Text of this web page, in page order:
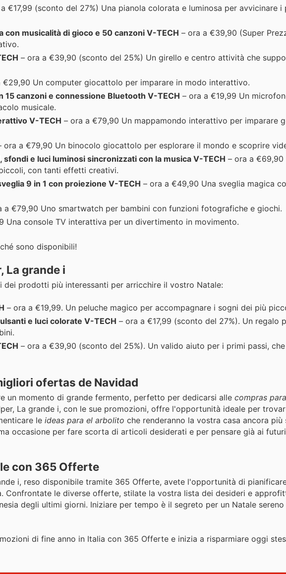
€17,99 (sconto del 27%) Una pianola colorata e luminosa per avvicinare
musicalità di gioco e 50 canzoni V-TECH – ora a €39,90 (Super
– ora a €39,90 (sconto del 25%) Un girello e centro attività che
€29,90 Un computer giocattolo per imparare in modo interattivo.
15 canzoni e connessione Bluetooth V-TECH – ora a €19,99 Un
musicale.
V-TECH – ora a €79,90 Un mappamondo interattivo per imparare
ora a €79,90 Un binocolo giocattolo per esplorare il mondo e scoprire
e luci luminosi sincronizzati con la musica V-TECH – ora a €69,90
con tanti effetti creativi.
9 in 1 con proiezione V-TECH – ora a €49,90 Una sveglia magica
a €79,90 Uno smartwatch per bambini con funzioni fotografiche e giochi.
Una console TV interattiva per un divertimento in movimento.
sono disponibili!
La grande i
dei prodotti più interessanti per arricchire il vostro Natale:
– ora a €19,99. Un peluche magico per accompagnare i sogni dei più
e luci colorate V-TECH – ora a €17,99 (sconto del 27%). Un regalo
– ora a €39,90 (sconto del 25%). Un valido aiuto per i primi passi,
ofertas de Navidad
un momento di grande fermento, perfetto per dedicarsi alle compras
La grande i, con le sue promozioni, offre l'opportunità ideale per
le ideas para el arbolito che renderanno la vostra casa ancora più
occasione per fare scorta di articoli desiderati e per pensare già ai
con 365 Offerte
i, reso disponibile tramite 365 Offerte, avete l'opportunità di
Confrontate le diverse offerte, stilate la vostra lista dei desideri e
degli ultimi giorni. Iniziare per tempo è il segreto per un Natale
di fine anno in Italia con 365 Offerte e inizia a risparmiare oggi